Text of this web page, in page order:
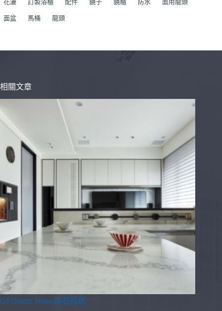
花灑 訂製浴櫃 配件 鏡子 鏡櫃 防水 面用龍頭
面盆 馬桶 龍頭
相關文章
QJ Quartz Stone 闊石花色